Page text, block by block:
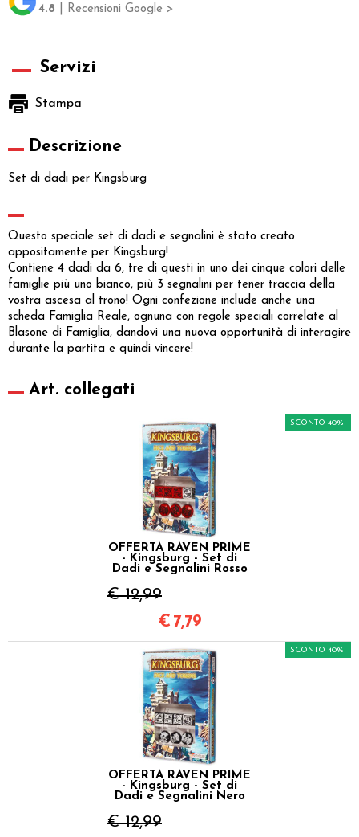
4.8 | Recensioni Google >
Servizi
Stampa
Descrizione
Set di dadi per Kingsburg
Questo speciale set di dadi e segnalini è stato creato
appositamente per Kingsburg!
Contiene 4 dadi da 6, tre di questi in uno dei cinque colori delle
famiglie più uno bianco, più 3 segnalini per tener traccia della
vostra ascesa al trono! Ogni confezione include anche una
scheda Famiglia Reale, ognuna con regole speciali correlate al
Blasone di Famiglia, dandovi una nuova opportunità di interagire
durante la partita e quindi vincere!
Art. collegati
OFFERTA RAVEN PRIME
- Kingsburg - Set di
Dadi e Segnalini Rosso
€ 12,99
SCONTO 40%
€ 7,79
OFFERTA RAVEN PRIME
- Kingsburg - Set di
Dadi e Segnalini Nero
€ 12,99
SCONTO 40%